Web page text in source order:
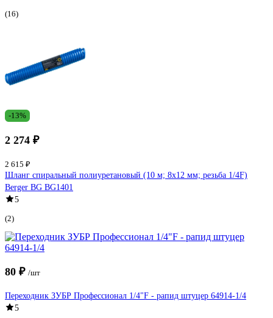
(16)
-13%
2 274 ₽
2 615 ₽
Шланг спиральный полиуретановый (10 м; 8x12 мм; резьба 1/4F)
Berger BG BG1401
5
(2)
80 ₽ /шт
Переходник ЗУБР Профессионал 1/4"F - рапид штуцер 64914-1/4
5